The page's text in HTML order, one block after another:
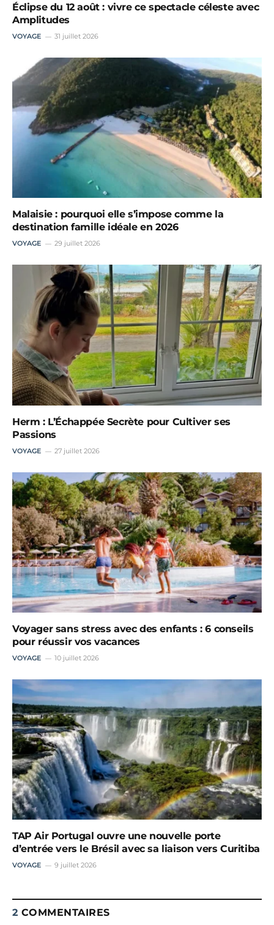
Éclipse du 12 août : vivre ce spectacle céleste avec
Amplitudes
VOYAGE 31 juillet 2026
Malaisie : pourquoi elle s’impose comme la
destination famille idéale en 2026
VOYAGE 29 juillet 2026
Herm : L’Échappée Secrète pour Cultiver ses
Passions
VOYAGE 27 juillet 2026
Voyager sans stress avec des enfants : 6 conseils
pour réussir vos vacances
VOYAGE 10 juillet 2026
TAP Air Portugal ouvre une nouvelle porte
d’entrée vers le Brésil avec sa liaison vers Curitiba
VOYAGE 9 juillet 2026
2 COMMENTAIRES